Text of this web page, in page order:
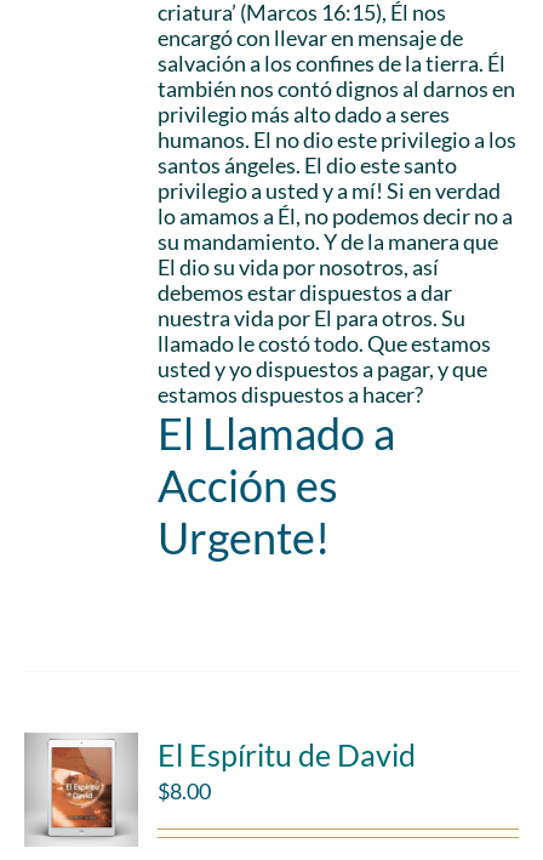
criatura’ (Marcos 16:15), Él nos
encargó con llevar en mensaje de
salvación a los confines de la tierra. Él
también nos contó dignos al darnos en
privilegio más alto dado a seres
humanos. El no dio este privilegio a los
santos ángeles. El dio este santo
privilegio a usted y a mí! Si en verdad
lo amamos a Él, no podemos decir no a
su mandamiento. Y de la manera que
El dio su vida por nosotros, así
debemos estar dispuestos a dar
nuestra vida por El para otros. Su
llamado le costó todo. Que estamos
usted y yo dispuestos a pagar, y que
estamos dispuestos a hacer?
El Llamado a
Acción es
Urgente!
El Espíritu de David
$8.00